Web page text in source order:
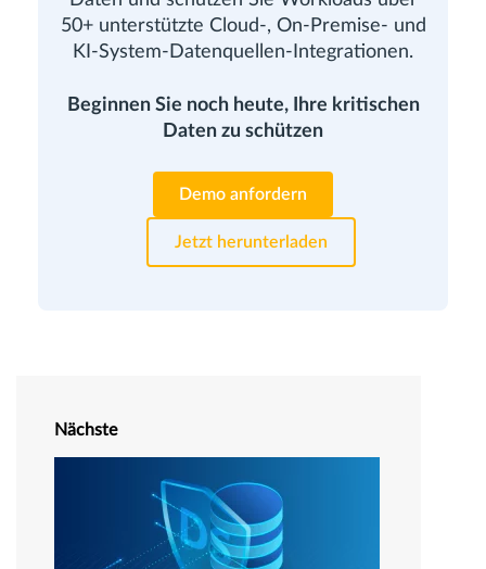
50+ unterstützte Cloud-, On-Premise- und
KI-System-Datenquellen-Integrationen.
Beginnen Sie noch heute, Ihre kritischen
Daten zu schützen
Demo anfordern
Jetzt herunterladen
Nächste